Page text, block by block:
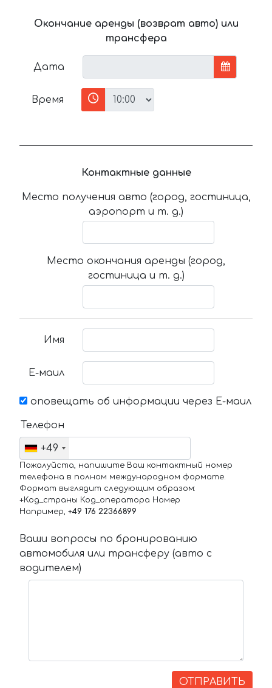
Окончание аренды (возврат авто) или
трансфера
Дата
Время
Контактные данные
Место получения авто (город, гостиница,
аэропорт и т. д.)
Место окончания аренды (город,
гостиница и т. д.)
Имя
Е-маил
оповещать об информации через Е-маил
Телефон
+49
Пожалуйста, напишите Ваш контактный номер
телефона в полном международном формате.
Формат выглядит следующим образом:
+Код_страны Код_оператора Номер
Например, +49 176 22366899
Ваши вопросы по бронированию
автомобиля или трансферу (авто с
водителем)
ОТПРАВИТЬ